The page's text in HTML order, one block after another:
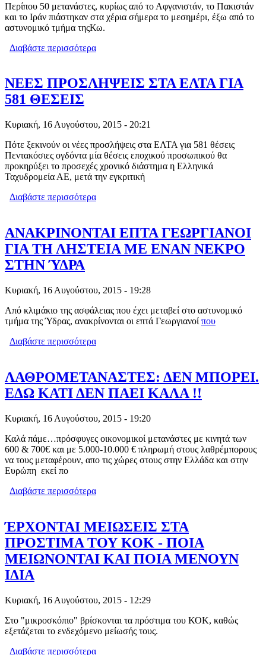
Περίπου 50 μετανάστες, κυρίως από το Αφγανιστάν, το Πακιστάν
και το Ιράν πιάστηκαν στα χέρια σήμερα το μεσημέρι, έξω από το
αστυνομικό τμήμα τηςΚω.
Διαβάστε περισσότερα
ΓΥΑΛΙΑ ΚΑΡΦΙΑ -Η ΚΑΤΑΣΤΑΣΗ
ΕΙΝΑΙ ΑΝΕΞΕΛΕΓΚΤΗ (ΒΙΝΤΕΟ)
ΝΕΕΣ ΠΡΟΣΛΗΨΕΙΣ ΣΤΑ ΕΛΤΑ ΓΙΑ
581 ΘΕΣΕΙΣ
Κυριακή, 16 Αυγούστου, 2015 - 20:21
Πότε ξεκινούν οι νέες προσλήψεις στα ΕΛΤΑ για 581 θέσεις
Πεντακόσιες ογδόντα μία θέσεις εποχικού προσωπικού θα
προκηρύξει το προσεχές χρονικό διάστημα η Ελληνικά
Ταχυδρομεία ΑΕ, μετά την εγκριτική
Διαβάστε περισσότερα
ΑΝΑΚΡΙΝΟΝΤΑΙ ΕΠΤΑ ΓΕΩΡΓΙΑΝΟΙ
ΓΙΑ ΤΗ ΛΗΣΤΕΙΑ ΜΕ ΕΝΑΝ ΝΕΚΡΟ
ΣΤΗΝ ΎΔΡΑ
Κυριακή, 16 Αυγούστου, 2015 - 19:28
Από κλιμάκιο της ασφάλειας που έχει μεταβεί στο αστυνομικό
τμήμα της Ύδρας, ανακρίνονται οι επτά Γεωργιανοί που
Διαβάστε περισσότερα
ΛΑΘΡΟΜΕΤΑΝΑΣΤΕΣ: ΔΕΝ ΜΠΟΡΕΙ.
ΕΔΩ ΚΑΤΙ ΔΕΝ ΠΑΕΙ ΚΑΛΑ !!
Κυριακή, 16 Αυγούστου, 2015 - 19:20
Καλά πάμε…πρόσφυγες οικονομικοί μετανάστες με κινητά των
600 & 700€ και με 5.000-10.000 € πληρωμή στους λαθρέμπορους
να τους μεταφέρουν, απο τις χώρες στους στην Ελλάδα και στην
Ευρώπη εκεί πο
Διαβάστε περισσότερα
ΈΡΧΟΝΤΑΙ ΜΕΙΩΣΕΙΣ ΣΤΑ
ΠΡΟΣΤΙΜΑ ΤΟΥ ΚΟΚ - ΠΟΙΑ
ΜΕΙΩΝΟΝΤΑΙ ΚΑΙ ΠΟΙΑ ΜΕΝΟΥΝ
ΙΔΙΑ
Κυριακή, 16 Αυγούστου, 2015 - 12:29
Στο "μικροσκόπιο" βρίσκονται τα πρόστιμα του ΚΟΚ, καθώς
εξετάζεται το ενδεχόμενο μείωσής τους.
Διαβάστε περισσότερα